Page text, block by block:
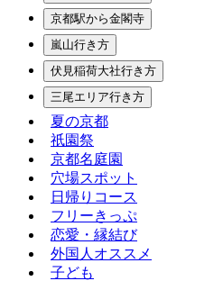
京都駅から金閣寺
嵐山行き方
伏見稲荷大社行き方
三尾エリア行き方
夏の京都
祇園祭
京都名庭園
穴場スポット
日帰りコース
フリーきっぷ
恋愛・縁結び
外国人オススメ
子ども